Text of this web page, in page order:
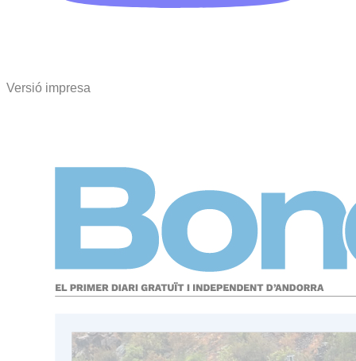
Versió impresa